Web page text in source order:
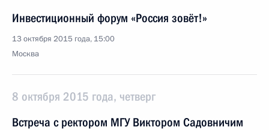
Инвестиционный форум «Россия зовёт!»
13 октября 2015 года, 15:00
Москва
8 октября 2015 года, четверг
Встреча с ректором МГУ Виктором Садовничим